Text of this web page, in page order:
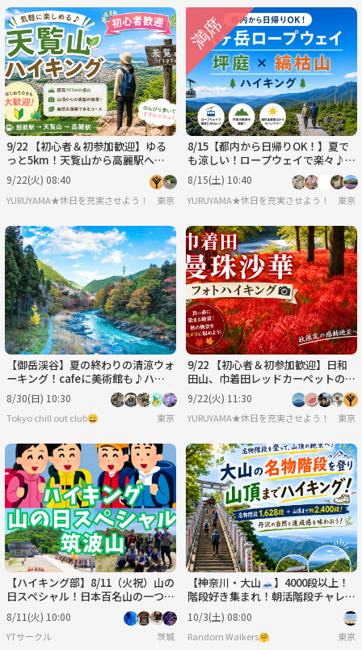
9/22 【初心者＆初参加歓迎】ゆる
っと5km！天覧山から高麗駅へ、
秋色フォトハイク！
9/22(火) 08:40
YURUYAMA★休日を充実させよう！（グループ登山サークル）
東京
8/15【都内から日帰りOK！】夏で
も涼しい！ロープウェイで楽々♪
八ヶ岳・坪庭＆縞枯山絶景ハイキン
グ
8/15(土) 10:40
YURUYAMA★休日を充実させよう！（グル
東京
【御岳渓谷】夏の終わりの清涼ウォ
ーキング！cafeに美術館も♪ハイ
キング初心者オススメ🔰
8/30(日) 10:30
Tokyo chill out club😀 東京
9/22 【初心者＆初参加歓迎】日和
田山、巾着田レッドカーペットのフ
ォトハイキング
9/22(火) 11:30
YURUYAMA★休日を充実させよう！（グル
東京
【ハイキング部】8/11（火祝）山の
日スペシャル！日本百名山の一つ筑
波山で大パノラマを観よう⛰【一
人参加多数】
8/11(火) 10:00
YTサークル 茨城
【神奈川・大山🗻】4000段以上！
階段好き集まれ！朝活階段チャレン
ジ＆絶景！体力UPハイキング企画
10/3(土) 08:00
Random Walkers🤗 東京